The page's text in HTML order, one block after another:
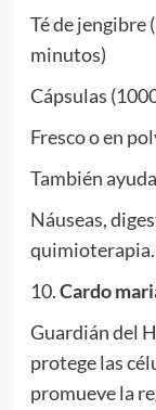
Té de jengibre
minutos)
Cápsulas
Fresco o en
También
Náuseas,
quimioterapia.
10.Cardo
Guardián del
protege las
promueve la